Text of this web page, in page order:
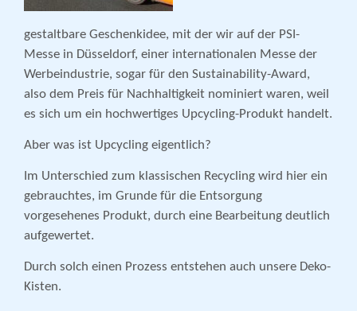
gestaltbare Geschenkidee, mit der wir auf der PSI-
Messe in Düsseldorf, einer internationalen Messe der
Werbeindustrie, sogar für den Sustainability-Award,
also dem Preis für Nachhaltigkeit nominiert waren, weil
es sich um ein hochwertiges Upcycling-Produkt handelt.
Aber was ist Upcycling eigentlich?
Im Unterschied zum klassischen Recycling wird hier ein
gebrauchtes, im Grunde für die Entsorgung
vorgesehenes Produkt, durch eine Bearbeitung deutlich
aufgewertet.
Durch solch einen Prozess entstehen auch unsere Deko-
Kisten.